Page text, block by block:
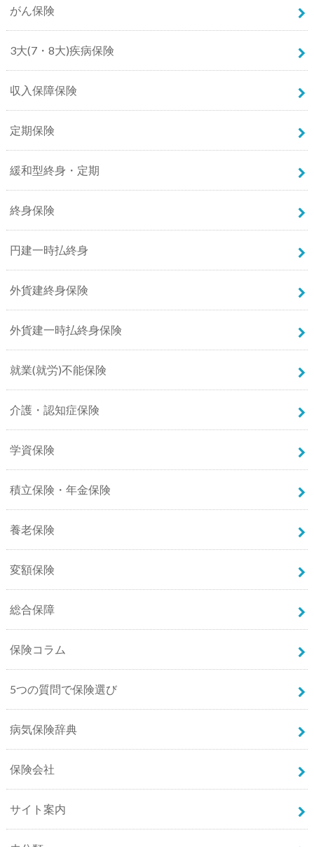
がん保険
3大(7・8大)疾病保険
収入保障保険
定期保険
緩和型終身・定期
終身保険
円建一時払終身
外貨建終身保険
外貨建一時払終身保険
就業(就労)不能保険
介護・認知症保険
学資保険
積立保険・年金保険
養老保険
変額保険
総合保障
保険コラム
5つの質問で保険選び
病気保険辞典
保険会社
サイト案内